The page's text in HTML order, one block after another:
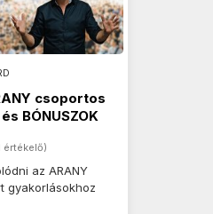
csoportos
BÓNUSZOK
értékelő)
az ARANY
gyakorlásokhoz